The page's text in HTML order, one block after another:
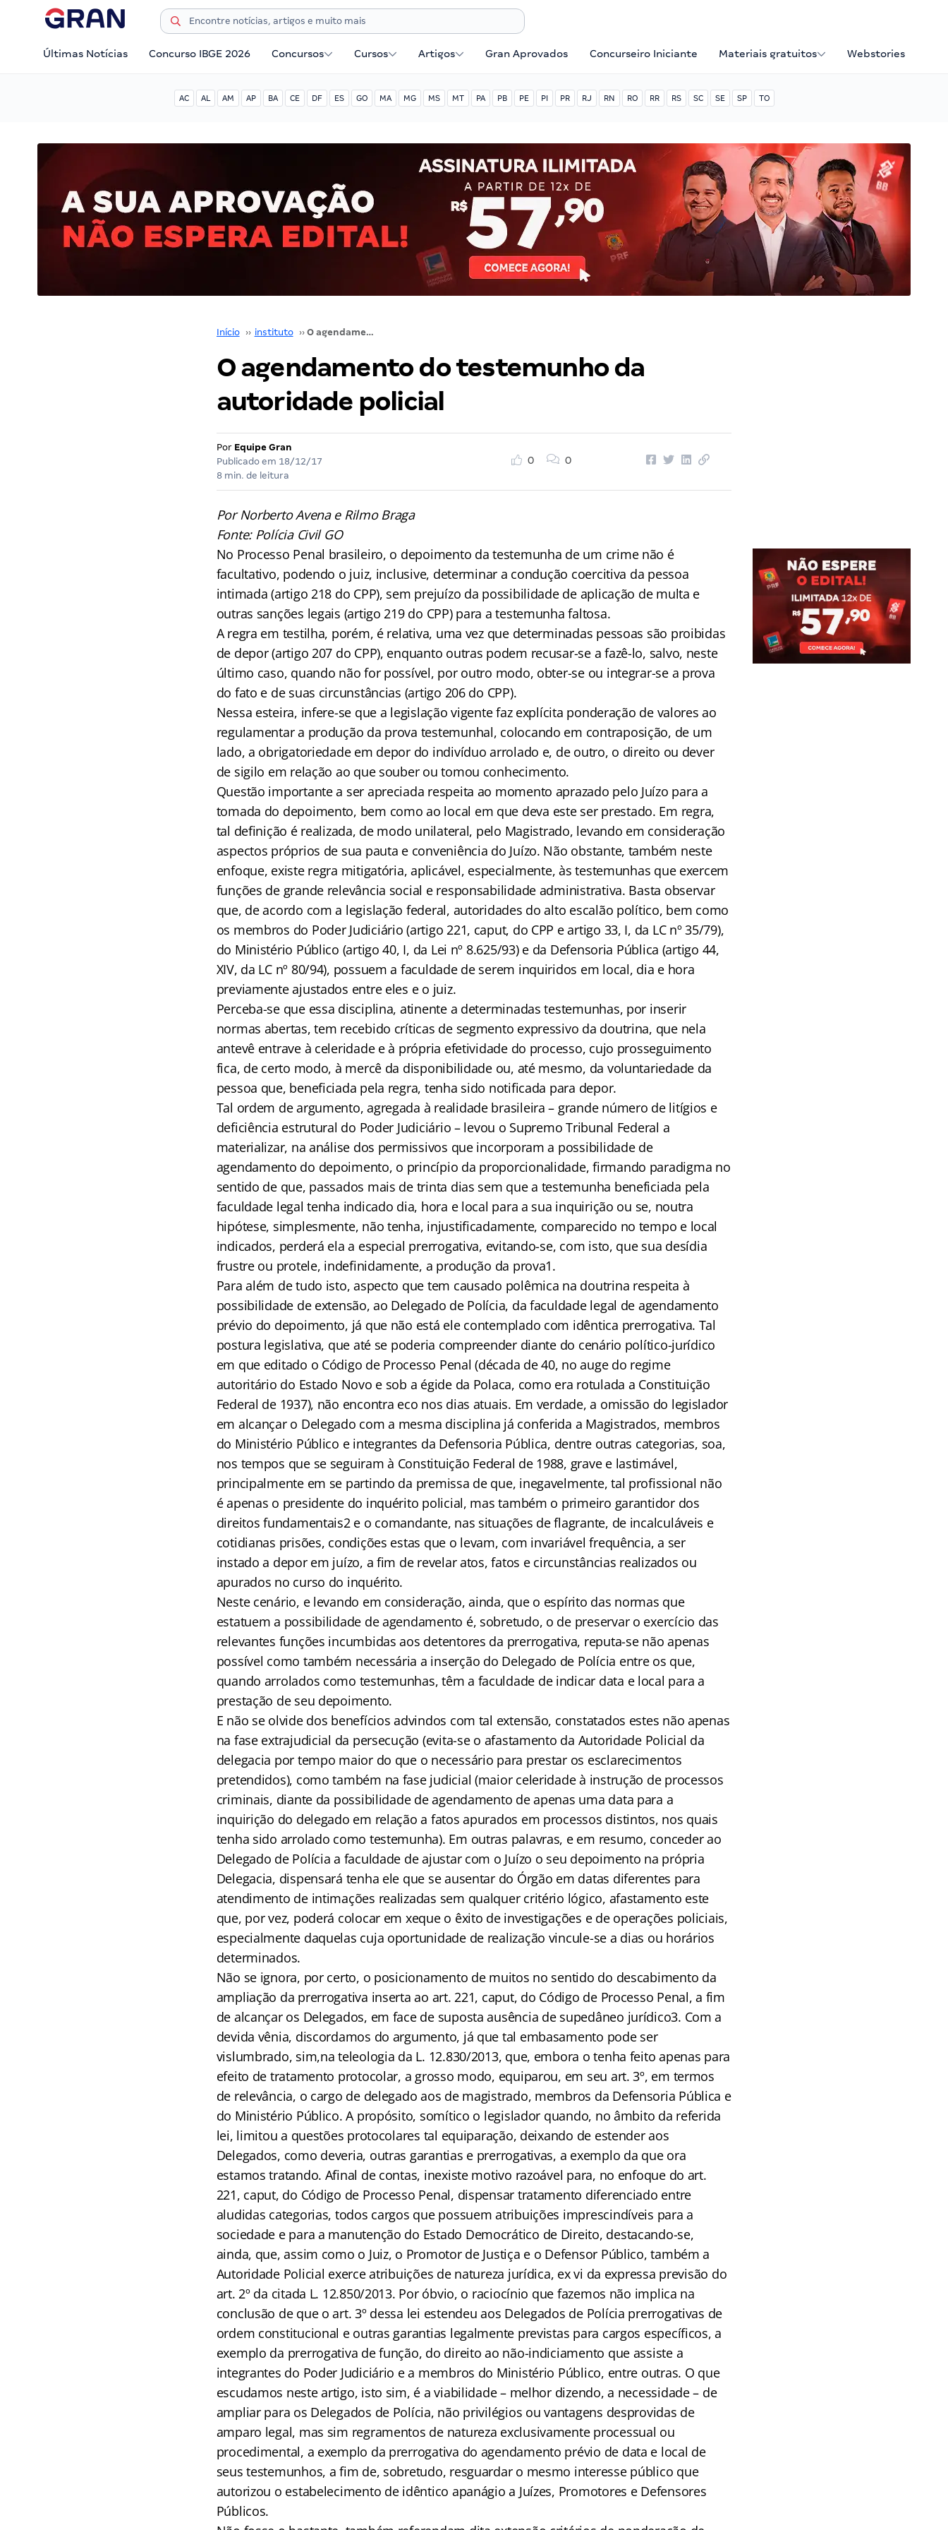
Últimas Notícias Concurso IBGE 2026 Concursos Cursos Artigos Gran Aprovados Concurseiro Iniciante Materiais gratuitos Webstories
AC AL AM AP BA CE DF ES GO MA MG MS MT PA PB PE PI PR RJ RN RO RR RS SC SE SP TO
Início ›› instituto ›› O agendamento do testemunho da autoridade policial
O agendamento do testemunho da
autoridade policial
Por Equipe Gran
Publicado em 18/12/17
8 min. de leitura
0 0
Por Norberto Avena e Rilmo Braga
Fonte: Polícia Civil GO
No Processo Penal brasileiro, o depoimento da testemunha de um crime não é
facultativo, podendo o juiz, inclusive, determinar a condução coercitiva da pessoa
intimada (artigo 218 do CPP), sem prejuízo da possibilidade de aplicação de multa e
outras sanções legais (artigo 219 do CPP) para a testemunha faltosa.
A regra em testilha, porém, é relativa, uma vez que determinadas pessoas são proibidas
de depor (artigo 207 do CPP), enquanto outras podem recusar-se a fazê-lo, salvo, neste
último caso, quando não for possível, por outro modo, obter-se ou integrar-se a prova
do fato e de suas circunstâncias (artigo 206 do CPP).
Nessa esteira, infere-se que a legislação vigente faz explícita ponderação de valores ao
regulamentar a produção da prova testemunhal, colocando em contraposição, de um
lado, a obrigatoriedade em depor do indivíduo arrolado e, de outro, o direito ou dever
de sigilo em relação ao que souber ou tomou conhecimento.
Questão importante a ser apreciada respeita ao momento aprazado pelo Juízo para a
tomada do depoimento, bem como ao local em que deva este ser prestado. Em regra,
tal definição é realizada, de modo unilateral, pelo Magistrado, levando em consideração
aspectos próprios de sua pauta e conveniência do Juízo. Não obstante, também neste
enfoque, existe regra mitigatória, aplicável, especialmente, às testemunhas que exercem
funções de grande relevância social e responsabilidade administrativa. Basta observar
que, de acordo com a legislação federal, autoridades do alto escalão político, bem como
os membros do Poder Judiciário (artigo 221, caput, do CPP e artigo 33, I, da LC nº 35/79),
do Ministério Público (artigo 40, I, da Lei nº 8.625/93) e da Defensoria Pública (artigo 44,
XIV, da LC nº 80/94), possuem a faculdade de serem inquiridos em local, dia e hora
previamente ajustados entre eles e o juiz.
Perceba-se que essa disciplina, atinente a determinadas testemunhas, por inserir
normas abertas, tem recebido críticas de segmento expressivo da doutrina, que nela
antevê entrave à celeridade e à própria efetividade do processo, cujo prosseguimento
fica, de certo modo, à mercê da disponibilidade ou, até mesmo, da voluntariedade da
pessoa que, beneficiada pela regra, tenha sido notificada para depor.
Tal ordem de argumento, agregada à realidade brasileira – grande número de litígios e
deficiência estrutural do Poder Judiciário – levou o Supremo Tribunal Federal a
materializar, na análise dos permissivos que incorporam a possibilidade de
agendamento do depoimento, o princípio da proporcionalidade, firmando paradigma no
sentido de que, passados mais de trinta dias sem que a testemunha beneficiada pela
faculdade legal tenha indicado dia, hora e local para a sua inquirição ou se, noutra
hipótese, simplesmente, não tenha, injustificadamente, comparecido no tempo e local
indicados, perderá ela a especial prerrogativa, evitando-se, com isto, que sua desídia
frustre ou protele, indefinidamente, a produção da prova1.
Para além de tudo isto, aspecto que tem causado polêmica na doutrina respeita à
possibilidade de extensão, ao Delegado de Polícia, da faculdade legal de agendamento
prévio do depoimento, já que não está ele contemplado com idêntica prerrogativa. Tal
postura legislativa, que até se poderia compreender diante do cenário político-jurídico
em que editado o Código de Processo Penal (década de 40, no auge do regime
autoritário do Estado Novo e sob a égide da Polaca, como era rotulada a Constituição
Federal de 1937), não encontra eco nos dias atuais. Em verdade, a omissão do legislador
em alcançar o Delegado com a mesma disciplina já conferida a Magistrados, membros
do Ministério Público e integrantes da Defensoria Pública, dentre outras categorias, soa,
nos tempos que se seguiram à Constituição Federal de 1988, grave e lastimável,
principalmente em se partindo da premissa de que, inegavelmente, tal profissional não
é apenas o presidente do inquérito policial, mas também o primeiro garantidor dos
direitos fundamentais2 e o comandante, nas situações de flagrante, de incalculáveis e
cotidianas prisões, condições estas que o levam, com invariável frequência, a ser
instado a depor em juízo, a fim de revelar atos, fatos e circunstâncias realizados ou
apurados no curso do inquérito.
Neste cenário, e levando em consideração, ainda, que o espírito das normas que
estatuem a possibilidade de agendamento é, sobretudo, o de preservar o exercício das
relevantes funções incumbidas aos detentores da prerrogativa, reputa-se não apenas
possível como também necessária a inserção do Delegado de Polícia entre os que,
quando arrolados como testemunhas, têm a faculdade de indicar data e local para a
prestação de seu depoimento.
E não se olvide dos benefícios advindos com tal extensão, constatados estes não apenas
na fase extrajudicial da persecução (evita-se o afastamento da Autoridade Policial da
delegacia por tempo maior do que o necessário para prestar os esclarecimentos
pretendidos), como também na fase judicial (maior celeridade à instrução de processos
criminais, diante da possibilidade de agendamento de apenas uma data para a
inquirição do delegado em relação a fatos apurados em processos distintos, nos quais
tenha sido arrolado como testemunha). Em outras palavras, e em resumo, conceder ao
Delegado de Polícia a faculdade de ajustar com o Juízo o seu depoimento na própria
Delegacia, dispensará tenha ele que se ausentar do Órgão em datas diferentes para
atendimento de intimações realizadas sem qualquer critério lógico, afastamento este
que, por vez, poderá colocar em xeque o êxito de investigações e de operações policiais,
especialmente daquelas cuja oportunidade de realização vincule-se a dias ou horários
determinados.
Não se ignora, por certo, o posicionamento de muitos no sentido do descabimento da
ampliação da prerrogativa inserta ao art. 221, caput, do Código de Processo Penal, a fim
de alcançar os Delegados, em face de suposta ausência de supedâneo jurídico3. Com a
devida vênia, discordamos do argumento, já que tal embasamento pode ser
vislumbrado, sim,na teleologia da L. 12.830/2013, que, embora o tenha feito apenas para
efeito de tratamento protocolar, a grosso modo, equiparou, em seu art. 3º, em termos
de relevância, o cargo de delegado aos de magistrado, membros da Defensoria Pública e
do Ministério Público. A propósito, somítico o legislador quando, no âmbito da referida
lei, limitou a questões protocolares tal equiparação, deixando de estender aos
Delegados, como deveria, outras garantias e prerrogativas, a exemplo da que ora
estamos tratando. Afinal de contas, inexiste motivo razoável para, no enfoque do art.
221, caput, do Código de Processo Penal, dispensar tratamento diferenciado entre
aludidas categorias, todos cargos que possuem atribuições imprescindíveis para a
sociedade e para a manutenção do Estado Democrático de Direito, destacando-se,
ainda, que, assim como o Juiz, o Promotor de Justiça e o Defensor Público, também a
Autoridade Policial exerce atribuições de natureza jurídica, ex vi da expressa previsão do
art. 2º da citada L. 12.850/2013. Por óbvio, o raciocínio que fazemos não implica na
conclusão de que o art. 3º dessa lei estendeu aos Delegados de Polícia prerrogativas de
ordem constitucional e outras garantias legalmente previstas para cargos específicos, a
exemplo da prerrogativa de função, do direito ao não-indiciamento que assiste a
integrantes do Poder Judiciário e a membros do Ministério Público, entre outras. O que
escudamos neste artigo, isto sim, é a viabilidade – melhor dizendo, a necessidade – de
ampliar para os Delegados de Polícia, não privilégios ou vantagens desprovidas de
amparo legal, mas sim regramentos de natureza exclusivamente processual ou
procedimental, a exemplo da prerrogativa do agendamento prévio de data e local de
seus testemunhos, a fim de, sobretudo, resguardar o mesmo interesse público que
autorizou o estabelecimento de idêntico apanágio a Juízes, Promotores e Defensores
Públicos.